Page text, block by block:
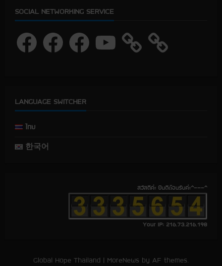
SOCIAL NETWORKING SERVICE
a
a
a
Y
u
LANGUAGE SWITCHER
ไทย
한국어
สวัสดีค่ะ ยินดีต้อนรับค่ะ^---^
Your IP: 216.73.216.198
Global Hope Thailand | MoreNews by AF themes.